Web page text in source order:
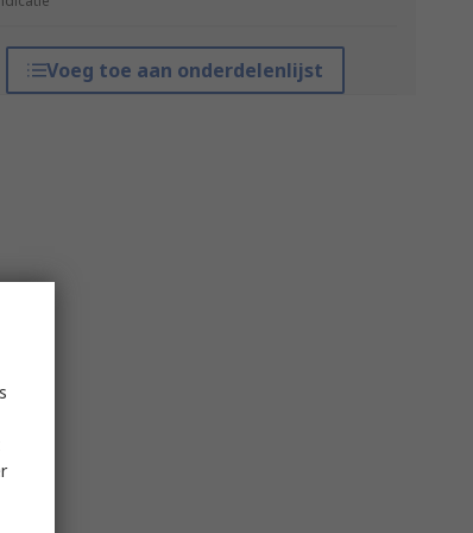
Voeg toe aan onderdelenlijst